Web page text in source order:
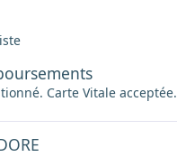
Carte Vitale acceptée.